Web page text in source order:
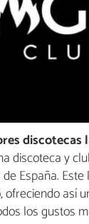
discotecas
discoteca y
España.
ofreciendo así
los gustos